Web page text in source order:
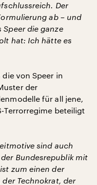
Der
ab – und
Speer die ganze
hat: Ich hätte es
von Speer in
der
für all jene,
Terrorregime beteiligt
sind auch
Bundesrepublik mit
zum einen der
Technokrat, der